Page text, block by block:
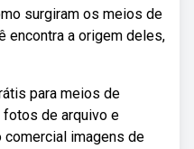
surgiram os meios de
encontra a origem deles,
para meios de
fotos de arquivo e
comercial imagens de